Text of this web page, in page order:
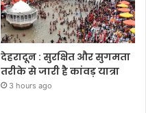
देहरादून : सुरक्षित और सुगमता
तरीके से जारी है कांवड़ यात्रा
3 hours ago